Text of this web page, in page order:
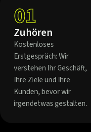
01
Zuhören
Kostenloses
Erstgespräch: Wir
verstehen Ihr Geschäft,
Ihre Ziele und Ihre
Kunden, bevor wir
irgendetwas gestalten.